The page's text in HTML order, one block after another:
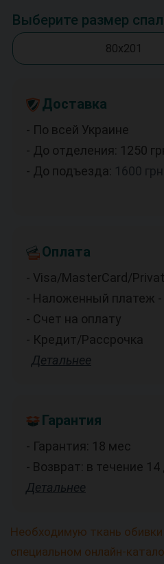
Выберите размер
80х201
Доставка
- По всей Украине
- До отделения: 1250
- До подъезда:
1600 грн
Оплата
- Visa/MasterCard/
- Наложенный платеж -
- Счет на оплату
- Кредит/Рассрочка
Детальнее
Гарантия
- Гарантия: 18 мес
- Возврат: в течение 14
Детальнее
Необходимую ткань
специальном онлайн-